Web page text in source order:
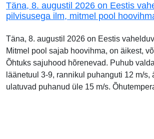
Täna, 8. augustil 2026 on Eestis
pilvisusega ilm, mitmel pool
Täna, 8. augustil 2026 on Eestis
Mitmel pool sajab hoovihma, on äikest,
Õhtuks sajuhood hõrenevad. Puhub
läänetuul 3-9, rannikul puhanguti 12 m/s,
ulatuvad puhanud üle 15 m/s.